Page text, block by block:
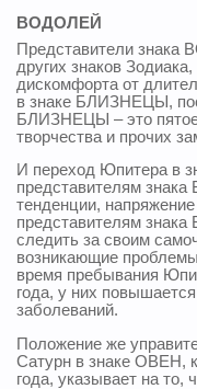
ВОДОЛЕЙ
Представители знака
других знаков
дискомфорта от
в знаке БЛИЗНЕЦЫ,
БЛИЗНЕЦЫ – это пятое
творчества и прочих
И переход Юпитера в
представителям
тенденции,
представителям
следить за своим
возникающие
время пребывания
года, у них
заболеваний.
Положение же
Сатурн в знаке ОВЕН,
года, указывает на то,